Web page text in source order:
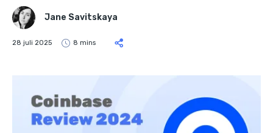
Jane Savitskaya
28 juli 2025 8 mins